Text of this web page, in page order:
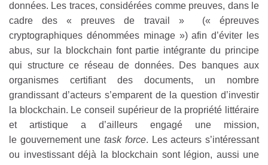
données. Les traces, considérées comme preuves, dans le
cadre des « preuves de travail » (« épreuves
cryptographiques dénommées minage ») afin d’éviter les
abus, sur la blockchain font partie intégrante du principe
qui structure ce réseau de données. Des banques aux
organismes certifiant des documents, un nombre
grandissant d’acteurs s’emparent de la question d’investir
la blockchain. Le conseil supérieur de la propriété littéraire
et artistique a d’ailleurs engagé une mission,
le gouvernement unetask force. Les acteurs s’intéressant
ou investissant déjà la blockchain sont légion, aussi une